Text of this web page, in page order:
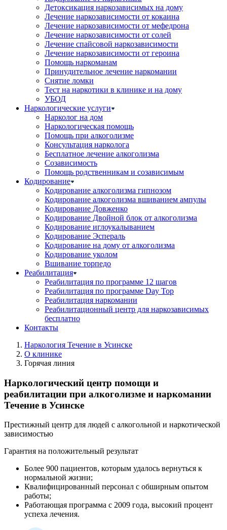
Детоксикация наркозависимых на дому
Лечение наркозависимости от кокаина
Лечение наркозависимости от мефедрона
Лечение наркозависимости от солей
Лечение спайсовой наркозависимости
Лечение наркозависимости от героина
Помощь наркоманам
Принудительное лечение наркомании
Снятие ломки
Тест на наркотики в клинике и на дому
УБОД
Наркологические услуги
Нарколог на дом
Наркологическая помощь
Помощь при алкоголизме
Консультация нарколога
Бесплатное лечение алкоголизма
Созависимость
Помощь родственникам и созависимым
Кодирование
Кодирование алкоголизма гипнозом
Кодирование алкоголизма вшиванием ампулы
Кодирование Довженко
Кодирование Двойной блок от алкоголизма
Кодирование иглоукалыванием
Кодирование Эспераль
Кодирование на дому от алкоголизма
Кодирование уколом
Вшивание торпедо
Реабилитация
Реабилитация по программе 12 шагов
Реабилитация по программе Day Top
Реабилитация наркомании
Реабилитационный центр для наркозависимых
бесплатно
Контакты
Наркология Течение в Усинске
О клинике
Горячая линия
Наркологический центр помощи и
реабилитации при алкоголизме и наркомании
Течение в Усинске
Престижный центр для людей с алкогольной и наркотической
зависимостью
Гарантия на положительный результат
Более 900 пациентов, которым удалось вернуться к
нормальной жизни;
Квалифицированный персонал c обширным опытом
работы;
Работающая программа с 2009 года, высокий процент
успеха лечения.